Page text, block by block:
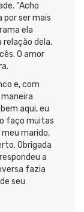
“Acho
por ser mais
ela
dela.
O amor
e, com
aqui, eu
faço muitas
marido,
Obrigada
a
fazia
seu